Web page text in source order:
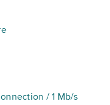
/ 1 Mb/s